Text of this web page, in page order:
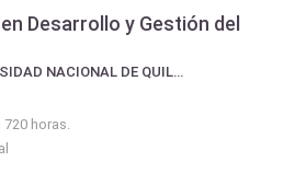
Desarrollo y Gestión del
UNQ UNIVERSIDAD NACIONAL DE QUILMES
720 horas.